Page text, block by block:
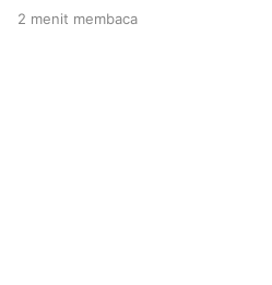
2 menit membaca